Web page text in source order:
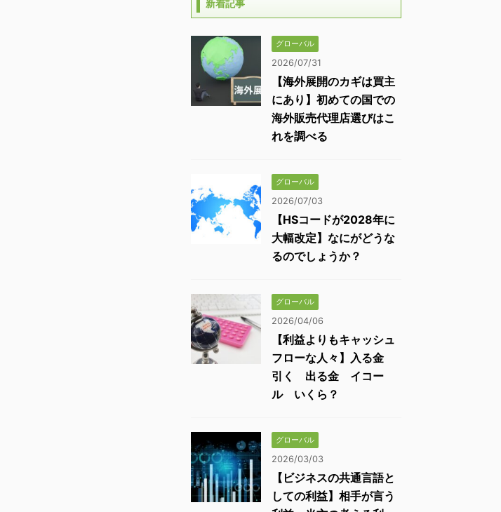
新着記事
グローバル
2026/07/31
【海外展開のカギは買主
にあり】初めての国での
海外販売代理店選びはこ
れを調べる
グローバル
2026/07/03
【HSコードが2028年に
大幅改定】なにがどうな
るのでしょうか？
グローバル
2026/04/06
【利益よりもキャッシュ
フローな人々】入る金
引く 出る金 イコー
ル いくら？
グローバル
2026/03/03
【ビジネスの共通言語と
しての利益】相手が言う